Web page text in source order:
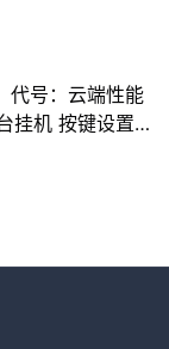
代号：云端性能
挂机 按键设置